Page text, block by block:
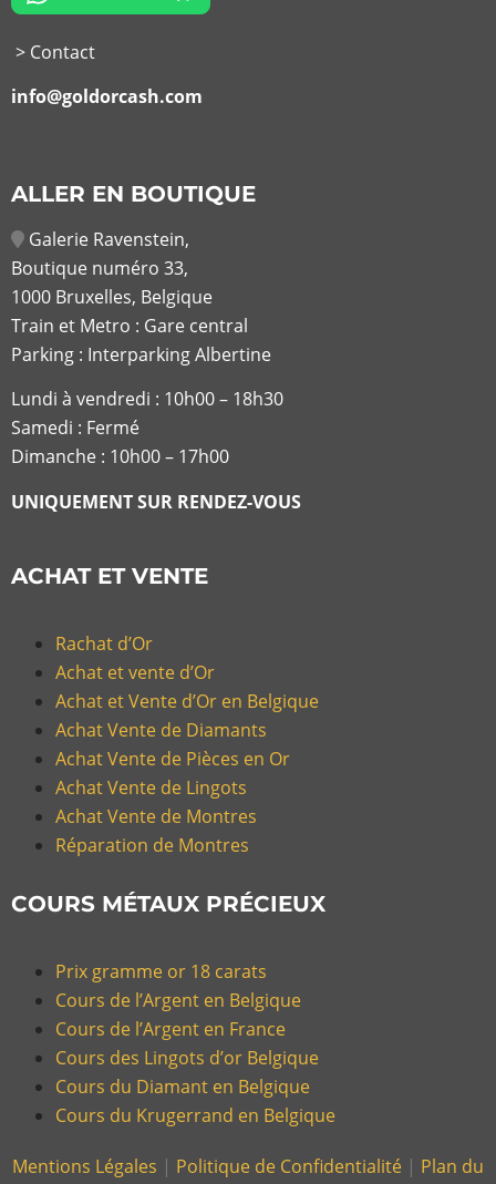
> Contact
info@goldorcash.com
ALLER EN BOUTIQUE
Galerie Ravenstein,
Boutique numéro 33,
1000 Bruxelles, Belgique
Train et Metro : Gare central
Parking : Interparking Albertine
Lundi à vendredi : 10h00 – 18h30
Samedi : Fermé
Dimanche : 10h00 – 17h00
UNIQUEMENT SUR RENDEZ-VOUS
ACHAT ET VENTE
Rachat d’Or
Achat et vente d’Or
Achat et Vente d’Or en Belgique
Achat Vente de Diamants
Achat Vente de Pièces en Or
Achat Vente de Lingots
Achat Vente de Montres
Réparation de Montres
COURS MÉTAUX PRÉCIEUX
Prix gramme or 18 carats
Cours de l’Argent en Belgique
Cours de l’Argent en France
Cours des Lingots d’or Belgique
Cours du Diamant en Belgique
Cours du Krugerrand en Belgique
Mentions Légales | Politique de Confidentialité | Plan du